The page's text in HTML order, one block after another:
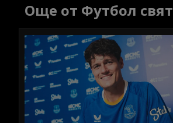
Още от Футбол свят